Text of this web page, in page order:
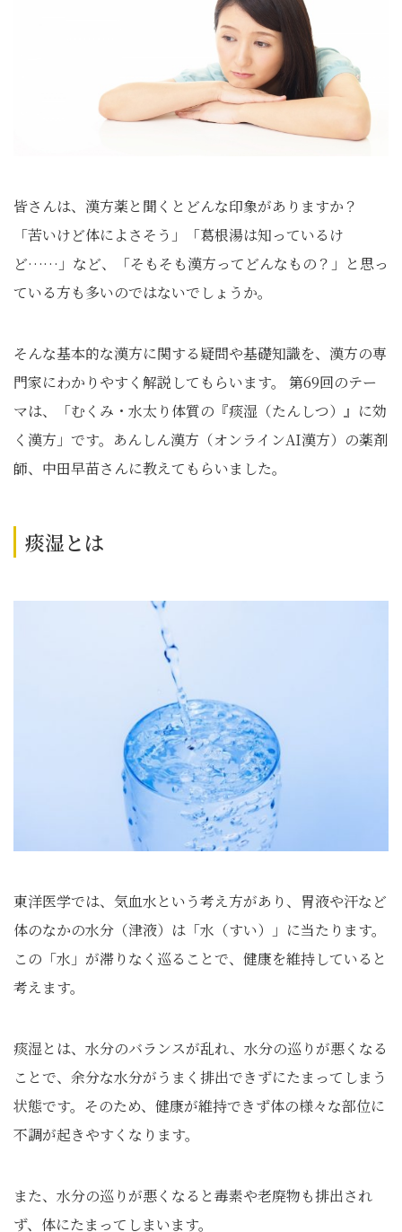
皆さんは、漢方薬と聞くとどんな印象がありますか？
「苦いけど体によさそう」「葛根湯は知っているけ
ど……」など、「そもそも漢方ってどんなもの？」と思っ
ている方も多いのではないでしょうか。
そんな基本的な漢方に関する疑問や基礎知識を、漢方の専
門家にわかりやすく解説してもらいます。 第69回のテー
マは、「むくみ・水太り体質の『痰湿（たんしつ）』に効
く漢方」です。あんしん漢方（オンラインAI漢方）の薬剤
師、中田早苗さんに教えてもらいました。
痰湿とは
東洋医学では、気血水という考え方があり、胃液や汗など
体のなかの水分（津液）は「水（すい）」に当たります。
この「水」が滞りなく巡ることで、健康を維持していると
考えます。
痰湿とは、水分のバランスが乱れ、水分の巡りが悪くなる
ことで、余分な水分がうまく排出できずにたまってしまう
状態です。そのため、健康が維持できず体の様々な部位に
不調が起きやすくなります。
また、水分の巡りが悪くなると毒素や老廃物も排出され
ず、体にたまってしまいます。